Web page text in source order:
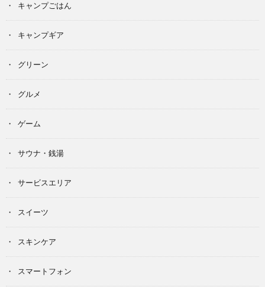
キャンプごはん
キャンプギア
グリーン
グルメ
ゲーム
サウナ・銭湯
サービスエリア
スイーツ
スキンケア
スマートフォン